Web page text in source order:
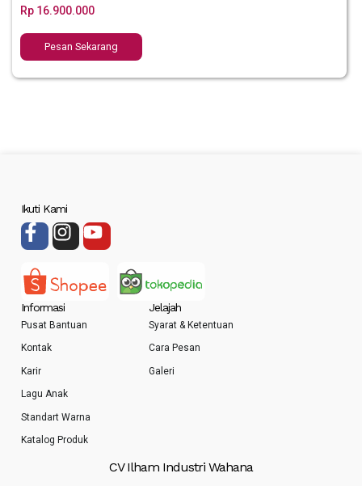
Rp 16.900.000
Pesan Sekarang
CV Ilham Industri Wahana
Jelajah
Syarat & Ketentuan
Cara Pesan
Galeri
Informasi
Pusat Bantuan
Kontak
Karir
Lagu Anak
Standart Warna
Katalog Produk
Ikuti Kami